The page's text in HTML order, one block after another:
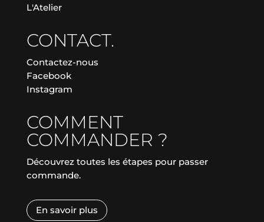
L'Atelier
CONTACT.
Contactez-nous
Facebook
Instagram
COMMENT
COMMANDER ?
Découvrez toutes les étapes pour passer
commande.
En savoir plus